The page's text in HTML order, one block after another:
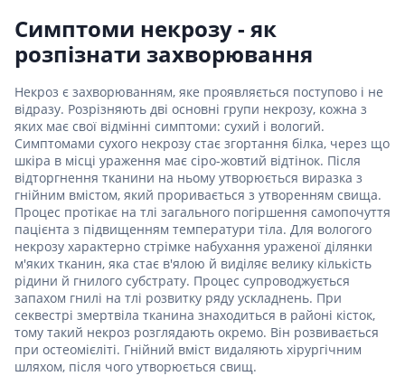
Симптоми некрозу - як
розпізнати захворювання
Некроз є захворюванням, яке проявляється поступово і не
відразу. Розрізняють дві основні групи некрозу, кожна з
яких має свої відмінні симптоми: сухий і вологий.
Симптомами сухого некрозу стає згортання білка, через що
шкіра в місці ураження має сіро-жовтий відтінок. Після
відторгнення тканини на ньому утворюється виразка з
гнійним вмістом, який проривається з утворенням свища.
Процес протікає на тлі загального погіршення самопочуття
пацієнта з підвищенням температури тіла. Для вологого
некрозу характерно стрімке набухання ураженої ділянки
м'яких тканин, яка стає в'ялою й виділяє велику кількість
рідини й гнилого субстрату. Процес супроводжується
запахом гнилі на тлі розвитку ряду ускладнень. При
секвестрі змертвіла тканина знаходиться в районі кісток,
тому такий некроз розглядають окремо. Він розвивається
при остеомієліті. Гнійний вміст видаляють хірургічним
шляхом, після чого утворюється свищ.